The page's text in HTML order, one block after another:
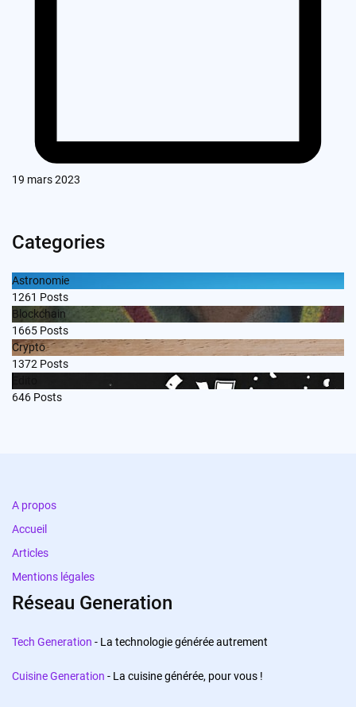
19 mars 2023
Categories
Astronomie
1261 Posts
Blockchain
1665 Posts
Crypto
1372 Posts
646 Posts
A propos
Accueil
Articles
Mentions légales
Réseau Generation
Tech Generation - La technologie générée autrement
Cuisine Generation - La cuisine générée, pour vous !